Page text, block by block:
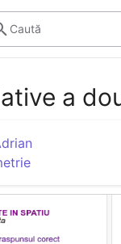
Caută
a